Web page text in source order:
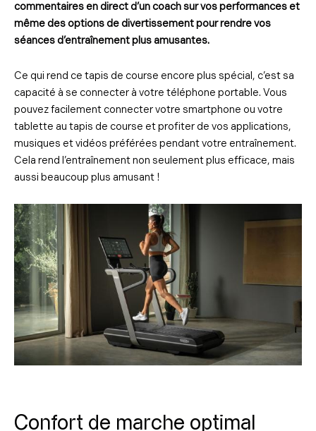
commentaires en direct d’un coach sur vos performances et
même des options de divertissement pour rendre vos
séances d’entraînement plus amusantes.
Ce qui rend ce tapis de course encore plus spécial, c’est sa
capacité à se connecter à votre téléphone portable. Vous
pouvez facilement connecter votre smartphone ou votre
tablette au tapis de course et profiter de vos applications,
musiques et vidéos préférées pendant votre entraînement.
Cela rend l’entraînement non seulement plus efficace, mais
aussi beaucoup plus amusant !
Confort de marche optimal